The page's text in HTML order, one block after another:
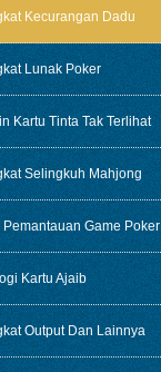
Kecurangan Dadu
Lunak Poker
Kartu Tinta Tak Terlihat
Selingkuh Mahjong
Pemantauan Game Poker
Kartu Ajaib
Output Dan Lainnya